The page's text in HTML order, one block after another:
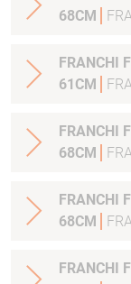
68CM
FRANCHI
61CM
FRANCHI
68CM
FRANCHI
68CM
FRANCHI